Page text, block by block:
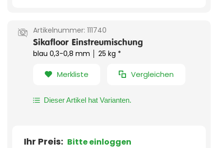
Artikelnummer: 111740
Sikafloor Einstreumischung
blau 0,3-0,8 mm │ 25 kg *
Merkliste Vergleichen
Dieser Artikel hat Varianten.
Ihr Preis: Bitte einloggen